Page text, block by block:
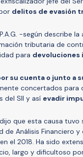
delitos de evasión
-según describe
tributaria de
para devoluciones
su cuenta o junto a
concertados para
del SII y así evadir
que esta causa tuvo
Análisis Financiero
el 2018. Ha sido
largo y dificultoso